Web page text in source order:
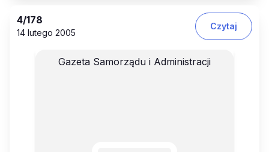
4/178
14 lutego 2005
Czytaj
Gazeta Samorządu i Administracji